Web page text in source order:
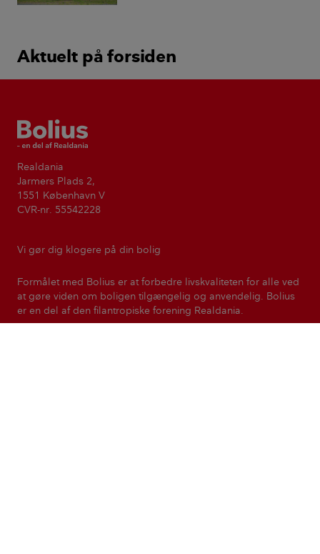
Aktuelt på forsiden
Bolius
Realdania
Jarmers Plads 2,
1551 København V
CVR-nr. 55542228
Vi gør dig klogere på din bolig
Formålet med Bolius er at forbedre livskvaliteten for alle ved
at gøre viden om boligen tilgængelig og anvendelig. Bolius
er en del af den filantropiske forening Realdania.